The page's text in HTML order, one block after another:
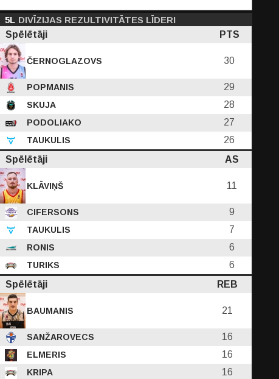
5L DIVĪZIJAS REZULTIVITĀTES LĪDERI
Spēlētāji
PTS
ČERNOGLAZOVS 30
POPMANIS 29
SKUJA 28
PODOLIAKO 27
TAUKULIS
26
Spēlētāji
AS
KLĀVIŅŠ 11
CIFERSONS 9
TAUKULIS 7
RONIS 6
TURIKS
6
Spēlētāji
REB
BAUMANIS 21
SANŽAROVECS 16
ELMERIS 16
KRIPA 16